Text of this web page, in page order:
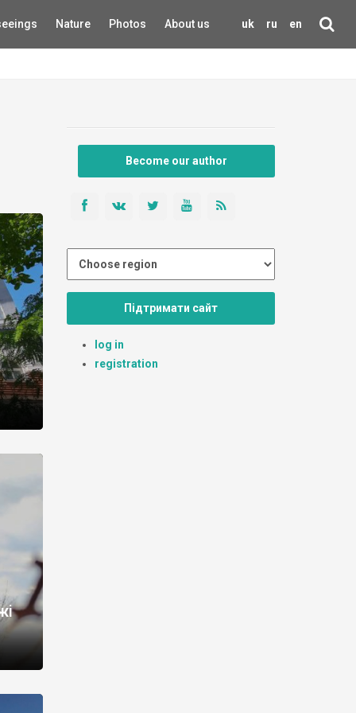
uk ru en
Nature Photos About us
Become our author
Підтримати сайт
log in
registration